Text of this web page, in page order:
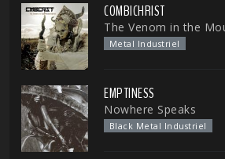
COMBICHRIST
The Venom in the
Metal Industriel
EMPTINESS
Nowhere Speaks
Black Metal Industriel